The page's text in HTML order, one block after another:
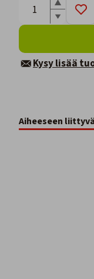
Kysy lisää
Aiheeseen